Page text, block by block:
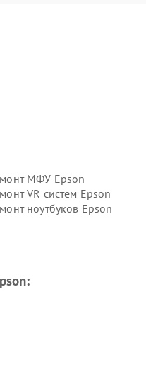
МФУ Epson
VR систем Epson
ноутбуков Epson